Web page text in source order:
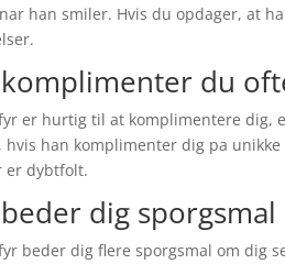
han smiler. Hvis du opdager, at
du
er hurtig til at komplimentere dig,
hvis han komplimenter dig pa
er dybtfolt.
dig
beder dig flere sporgsmal om dig